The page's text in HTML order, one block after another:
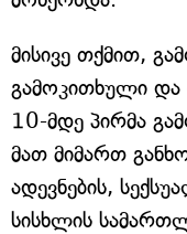
მისივე თქმით,
გამოკითხული
10-მდე პირმა
მათ მიმართ
ადევნების,
სისხლის